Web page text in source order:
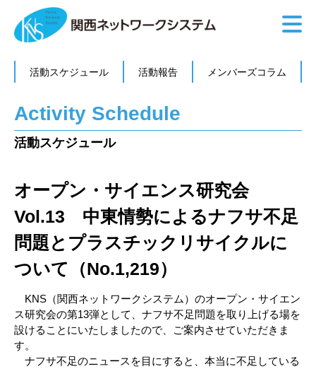
活動スケジュール 活動報告 メンバーズコラム
Activity Schedule
活動スケジュール
オープン・サイエンス研究会
Vol.13 中東情勢によるナフサ不足
問題とプラスチックリサイクルに
ついて（No.1,219）
KNS（関西ネットワークシステム）のオープン・サイエン
ス研究会の第13弾として、ナフサ不足問題を取り上げる場を
設けることにいたしましたので、ご案内させていただきま
す。
ナフサ不足のニュースを目にすると、本当に不足している